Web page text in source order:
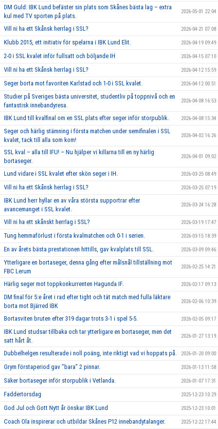
DM Guld: IBK Lund befäster sin plats som Skånes bästa lag – extra
kul med TV sporten på plats.
2026-05-01 22:04
Vill ni ha ett Skånsk herrlag i SSL? 2026-04-21 07:08
Klubb 2015, ett initiativ för spelarna i IBK Lund Elit. 2026-04-19 09:49
2-0 i SSL kvalet inför fullsatt och böljande IH 2026-04-15 07:10
Vill ni ha ett Skånsk herrlag i SSL? 2026-04-12 15:59
Seger borta mot favoriten Karlstad och 1-0 i SSL kvalet. 2026-04-12 00:51
Studier på Sveriges bästa universitet, studentliv på toppnivå och en
fantastisk innebandyresa.
2026-04-08 16:53
IBK Lund till kvalfinal om en SSL plats efter seger inför storpublik. 2026-04-08 15:34
Seger och härlig stämning i första matchen under semifinalen i SSL
kvalet, tack till alla som kom!
2026-04-02 16:26
SSL kval – alla till IFU! – Nu hjälper vi killarna till en ny härlig
bortaseger.
2026-04-01 09:02
Lund vidare i SSL kvalet efter skön seger i IH. 2026-03-25 08:49
Vill ni ha ett Skånsk herrlag i SSL? 2026-03-25 07:19
IBK Lund herr hyllar en av våra största supportrar efter
avancemanget i SSL kvalet.
2026-03-24 16:28
Vill ni ha ett skånskt herrlag i SSL? 2026-03-19 17:47
Tung hemmaförlust i första kvalmatchen och 0-1 i serien. 2026-03-15 18:39
En av årets bästa prestationen hittills, gav kvalplats till SSL. 2026-03-09 09:46
Ytterligare en bortaseger, denna gång efter målsnål tillställning mot
FBC Lerum
2026-02-25 14:21
Härlig seger mot toppkonkurrenten Hagunda IF. 2026-02-17 09:13
DM final för 5:e året i rad efter tight och tät match med fulla läktare
borta mot Bjärred IBK
2026-02-06 10:39
Bortasviten bruten efter 319 dagar trots 3-1 i spel 5-5. 2026-02-05 09:17
IBK Lund studsar tillbaka och tar ytterligare en bortaseger, men det
satt hårt åt.
2026-01-27 13:19
Dubbelhelgen resulterade i noll poäng, inte riktigt vad vi hoppats på. 2026-01-20 09:00
Grym förstaperiod gav ’’bara’’ 2 pinnar. 2026-01-13 11:58
Säker bortaseger inför storpublik i Vetlanda. 2026-01-07 17:31
Faddertorsdag 2025-12-23 10:29
God Jul och Gott Nytt år önskar IBK Lund 2025-12-23 10:01
Coach Ola inspirerar och utbildar Skånes P12 innebandytalanger. 2025-12-22 17:44